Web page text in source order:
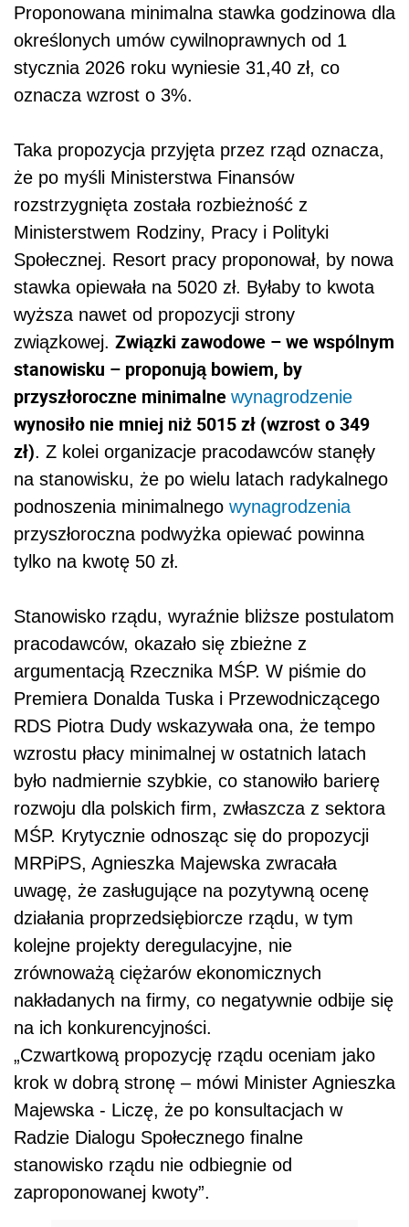
Proponowana minimalna stawka godzinowa dla
określonych umów cywilnoprawnych od 1
stycznia 2026 roku wyniesie 31,40 zł, co
oznacza wzrost o 3%.
Taka propozycja przyjęta przez rząd oznacza,
że po myśli Ministerstwa Finansów
rozstrzygnięta została rozbieżność z
Ministerstwem Rodziny, Pracy i Polityki
Społecznej. Resort pracy proponował, by nowa
stawka opiewała na 5020 zł. Byłaby to kwota
wyższa nawet od propozycji strony
związkowej. Związki zawodowe – we wspólnym
stanowisku – proponują bowiem, by
przyszłoroczne minimalne wynagrodzenie
wynosiło nie mniej niż 5015 zł (wzrost o 349
zł). Z kolei organizacje pracodawców stanęły
na stanowisku, że po wielu latach radykalnego
podnoszenia minimalnego wynagrodzenia
przyszłoroczna podwyżka opiewać powinna
tylko na kwotę 50 zł.
Stanowisko rządu, wyraźnie bliższe postulatom
pracodawców, okazało się zbieżne z
argumentacją Rzecznika MŚP. W piśmie do
Premiera Donalda Tuska i Przewodniczącego
RDS Piotra Dudy wskazywała ona, że tempo
wzrostu płacy minimalnej w ostatnich latach
było nadmiernie szybkie, co stanowiło barierę
rozwoju dla polskich firm, zwłaszcza z sektora
MŚP. Krytycznie odnosząc się do propozycji
MRPiPS, Agnieszka Majewska zwracała
uwagę, że zasługujące na pozytywną ocenę
działania proprzedsiębiorcze rządu, w tym
kolejne projekty deregulacyjne, nie
zrównoważą ciężarów ekonomicznych
nakładanych na firmy, co negatywnie odbije się
na ich konkurencyjności.
„Czwartkową propozycję rządu oceniam jako
krok w dobrą stronę – mówi Minister Agnieszka
Majewska - Liczę, że po konsultacjach w
Radzie Dialogu Społecznego finalne
stanowisko rządu nie odbiegnie od
zaproponowanej kwoty”.